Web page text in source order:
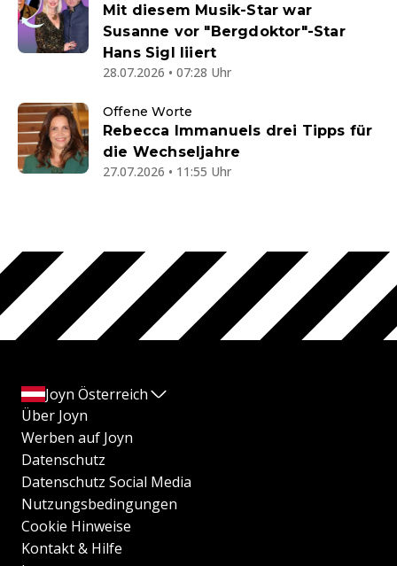
Mit diesem Musik-Star war
Susanne vor "Bergdoktor"-Star
Hans Sigl liiert
28.07.2026 • 07:28 Uhr
Offene Worte
Rebecca Immanuels drei Tipps für
die Wechseljahre
27.07.2026 • 11:55 Uhr
Joyn Österreich
Über Joyn
Werben auf Joyn
Datenschutz
Datenschutz Social Media
Nutzungsbedingungen
Cookie Hinweise
Kontakt & Hilfe